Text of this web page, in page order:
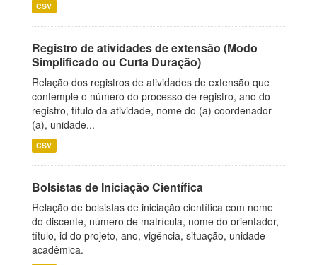
CSV
Registro de atividades de extensão (Modo
Simplificado ou Curta Duração)
Relação dos registros de atividades de extensão que
contemple o número do processo de registro, ano do
registro, título da atividade, nome do (a) coordenador
(a), unidade...
CSV
Bolsistas de Iniciação Científica
Relação de bolsistas de iniciação científica com nome
do discente, número de matrícula, nome do orientador,
título, id do projeto, ano, vigência, situação, unidade
acadêmica.